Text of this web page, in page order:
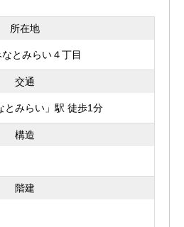
所在地
とみらい４丁目
交通
とみらい」駅 徒歩1分
構造
階建